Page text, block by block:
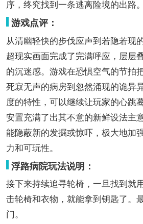
序，终究找到一条逃离险境的出路。
游戏点评：
从清幽轻快的步伐应声到若隐若现
超现实画面完成了完满呼应，层层
的沉迷感。游戏在恐惧空气的节拍
死寂无声的病房到忽然涌现的诡异
度的特性，可以继续让玩家的心跳
安置充满了出其不意的新鲜设法主
能隐蔽新的发掘或惊吓，极大地加
力和可玩性。
浮路病院玩法说明：
接下来持续追寻轮椅，一旦找到就
击轮椅和衣物，就能拿到钥匙了。
门。